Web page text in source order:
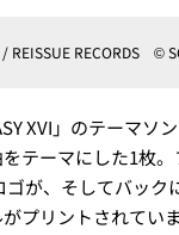
REISSUE RECORDS ©
XVI」のテーマソ
テーマにした1枚
ゴが、そしてバッ
プリントされていま